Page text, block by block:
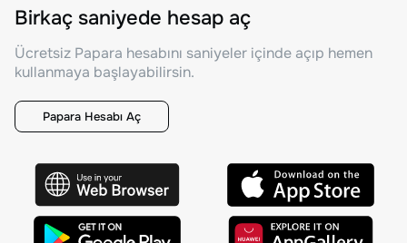
Birkaç saniyede hesap aç
Ücretsiz Papara hesabını saniyeler içinde açıp hemen
kullanmaya başlayabilirsin.
Papara Hesabı Aç